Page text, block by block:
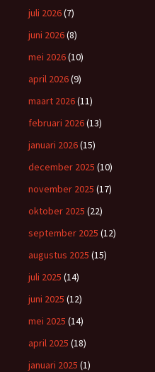
juli 2026(7)
juni 2026(8)
mei 2026(10)
april 2026(9)
maart 2026(11)
februari 2026(13)
januari 2026(15)
december 2025 (10)
november 2025 (17)
oktober 2025 (22)
september 2025 (12)
augustus 2025 (15)
juli 2025 (14)
juni 2025 (12)
mei 2025 (14)
april 2025 (18)
januari 2025 (1)